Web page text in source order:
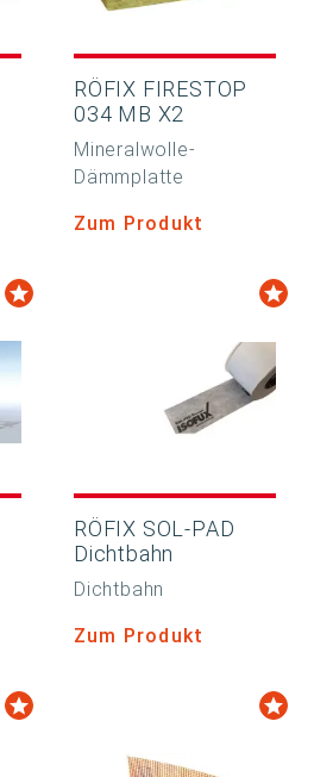
RÖFIX FIRESTOP
034 MB X2
Mineralwolle-
Dämmplatte
Zum Produkt
RÖFIX SOL-PAD
Dichtbahn
Dichtbahn
Zum Produkt